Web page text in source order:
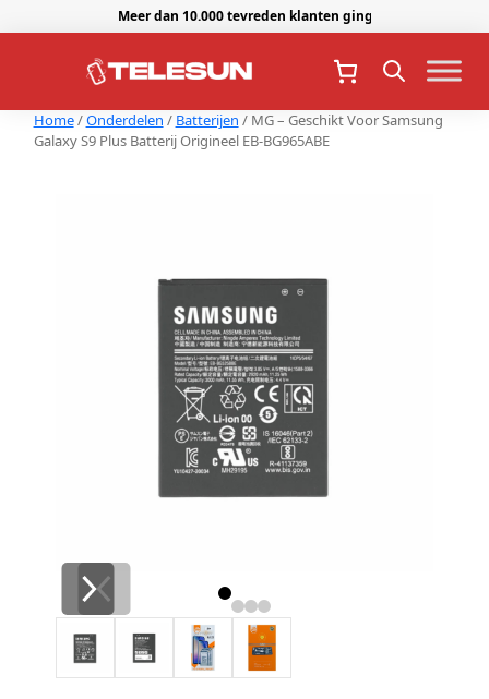
Meer dan 10.000 tevreden klanten gingen je voor.
Home/Onderdelen / Batterijen / MG – Geschikt Voor Samsung
Galaxy S9 Plus Batterij Origineel EB-BG965ABE